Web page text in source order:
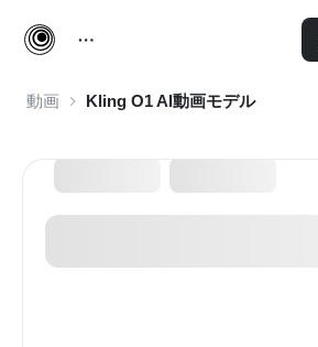
動画 Kling O1 AI動画モデル